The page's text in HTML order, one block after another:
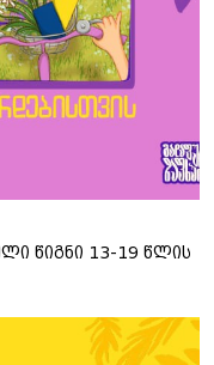
წიგნი 13-19 წლის